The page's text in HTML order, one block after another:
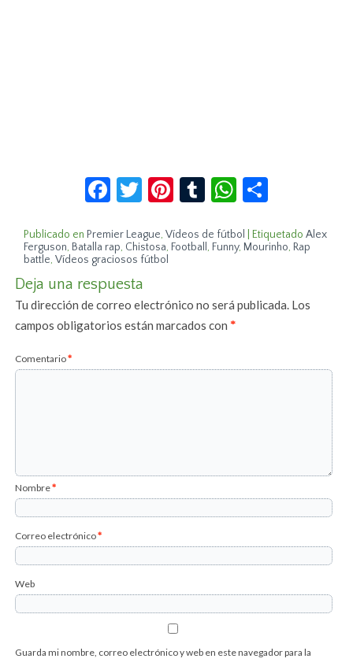
Facebook
Twitter
Pinterest
TumblrWhatsApp
Publicado en Premier League,Vídeos de fútbol Etiquetado Alex
Ferguson, Batalla rap, Chistosa, Football , Funny, Mourinho, Rap
battle,Vídeos graciosos fútbol
Deja una respuesta
Tu dirección de correo electrónico no será publicada. Los
campos obligatorios están marcados con*
Comentario*
Nombre*
Correo electrónico*
Web
Guarda mi nombre, correo electrónico y web en este navegador para la